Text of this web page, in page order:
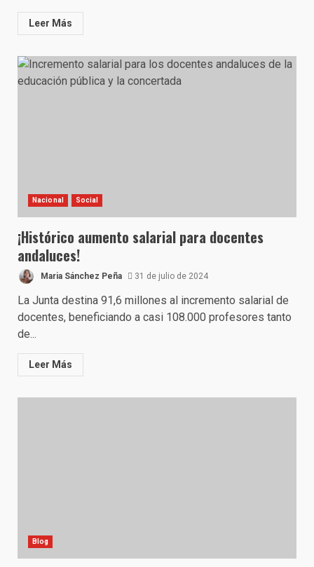
Leer Más
Nacional Social
¡Histórico aumento salarial para docentes
andaluces!
Maria Sánchez Peña 31 de julio de 2024
La Junta destina 91,6 millones al incremento salarial de
docentes, beneficiando a casi 108.000 profesores tanto
de...
Leer Más
Blog